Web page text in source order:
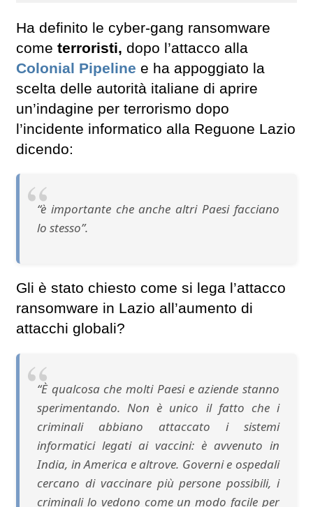
Ha definito le cyber-gang ransomware
come terroristi, dopo l’attacco alla
Colonial Pipeline e ha appoggiato la
scelta delle autorità italiane di aprire
un’indagine per terrorismo dopo
l’incidente informatico alla Reguone Lazio
dicendo:
“è importante che anche altri Paesi facciano
lo stesso”.
Gli è stato chiesto come si lega l’attacco
ransomware in Lazio all’aumento di
attacchi globali?
“È qualcosa che molti Paesi e aziende stanno
sperimentando. Non è unico il fatto che i
criminali abbiano attaccato i sistemi
informatici legati ai vaccini: è avvenuto in
India, in America e altrove. Governi e ospedali
cercano di vaccinare più persone possibili, i
criminali lo vedono come un modo facile per